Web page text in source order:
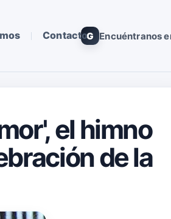
ContactoG Encuéntranos
el himno
de la